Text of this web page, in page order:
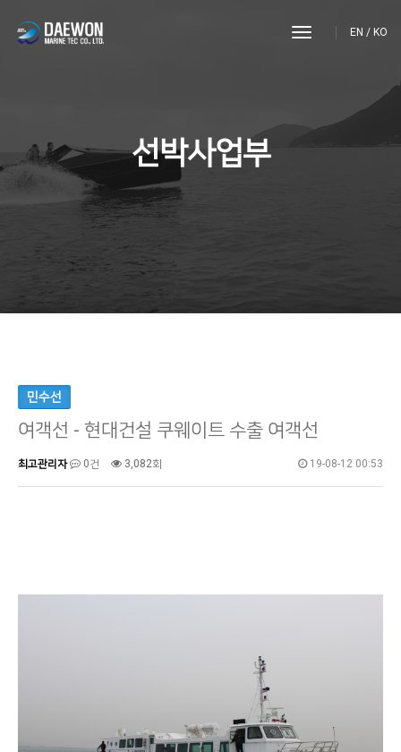
toggle
EN / KO
선박사업부
민수선
여객선 - 현대건설 쿠웨이트 수출 여객선
최고관리자 0건 3,082회 19-08-12 00:53